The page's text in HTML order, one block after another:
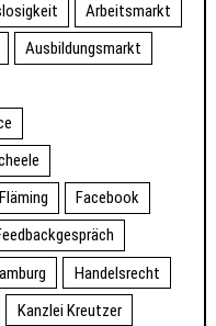
Arbeitsmarkt
Ausbildungsmarkt
Facebook
Handelsrecht
Kanzlei Kreutzer